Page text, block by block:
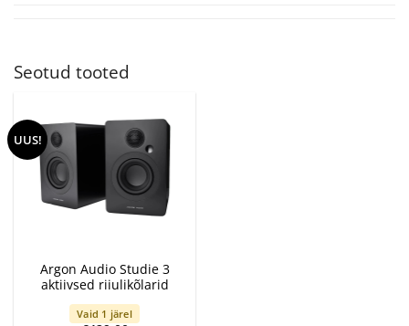
Seotud tooted
UUS!
Argon Audio Studie 3
aktiivsed riiulikõlarid
Vaid 1 järel